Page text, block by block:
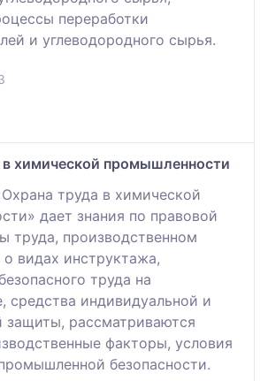
переработки
и углеводородного сырья.
в химической промышленности
труда в химической
дает знания по правовой
труда, производственном
видах инструктажа,
труда на
средства индивидуальной и
защиты, рассматриваются
факторы, условия
безопасности.